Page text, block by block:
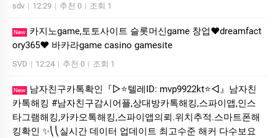
sdv | 12:29 | 추천 0 | 조회 1
New
카­지노game,토­토사이트 슬­롯머­신game 창업❤dreamfact
ory365❤ 바­카라game casino gamesite
SVD | 12:24 | 추천 0 | 조회 1
New
남자친구카톡확인『▷⭐텔레ID: mvp9922kt⭐◁』남자친
카톡해킹 #남자친구감시어플,상대방카톡해킹,스파이앱,인스
타그램해킹,카카오톡해킹,스파이앱의뢰.위치추적.스마트폰해
킹확인 ✨⎝⎝실시간 데이터 업데이트 최고수준 해커 다수보요